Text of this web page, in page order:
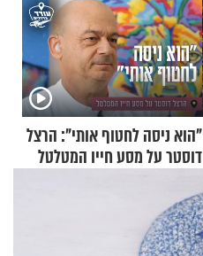
"הוא ניסה לחטוף אותי": הרצל
דוסטר על מסע חייו המטלטל